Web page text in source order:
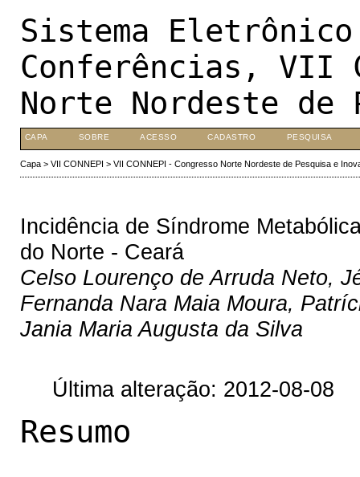
Sistema
Conferências, VII
Norte Nordeste de
CAPA SOBRE ACESSO CADASTRO PESQUISA
Capa> VII CONNEPI > VII CONNEPI - Congresso Norte Nordeste de Pesquisa e
Incidência de Síndrome
do Norte - Ceará
Celso Lourenço de Arruda Neto,
Fernanda Nara Maia Moura,
Jania Maria Augusta da Silva
Última alteração: 2012-08-08
Resumo